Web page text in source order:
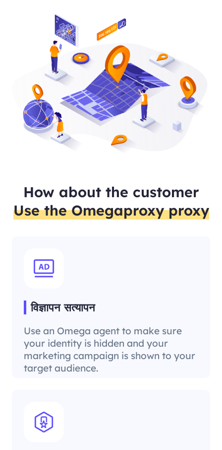
How about the customer
Use the Omegaproxy proxy
विज्ञापन सत्यापन
Use an Omega agent to make sure
your identity is hidden and your
marketing campaign is shown to your
target audience.